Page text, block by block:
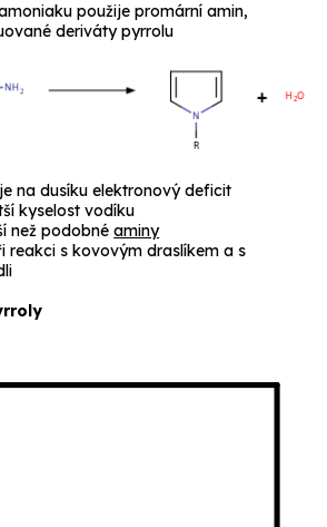
použije promární amin,
deriváty pyrrolu
na dusíku elektronový deficit
kyselost vodíku
než podobnéaminy
reakci s kovovým draslíkem a s